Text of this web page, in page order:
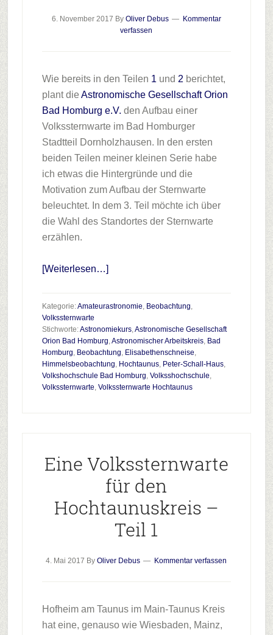
6. November 2017 By Oliver Debus
Kommentar
verfassen
Wie bereits in den Teilen 1 und 2 berichtet,
plant die Astronomische Gesellschaft Orion
Bad Homburg e.V. den Aufbau einer
Volkssternwarte im Bad Homburger
Stadtteil Dornholzhausen. In den ersten
beiden Teilen meiner kleinen Serie habe
ich etwas die Hintergründe und die
Motivation zum Aufbau der Sternwarte
beleuchtet. In dem 3. Teil möchte ich über
die Wahl des Standortes der Sternwarte
erzählen.
[Weiterlesen…]Infos
Volkssternwarte
für
den
Hochtaunuskreis
Kategorie:Amateurastronomie, Beobachtung,
Volkssternwarte
Stichworte:Astronomiekurs,Astronomische Gesellschaft
Orion Bad Homburg,Astronomischer Arbeitskreis, Bad
Homburg, Beobachtung, Elisabethenschneise,
Himmelsbeobachtung, Hochtaunus, Peter-Schall-Haus,
Volkshochschule Bad Homburg, Volksshochschule,
Volkssternwarte, Volkssternwarte Hochtaunus
Eine Volkssternwarte
für den
Hochtaunuskreis –
Teil 1
4. Mai 2017 ByOliver Debus Kommentar verfassen
Hofheim am Taunus im Main-Taunus Kreis
hat eine, genauso wie Wiesbaden, Mainz,